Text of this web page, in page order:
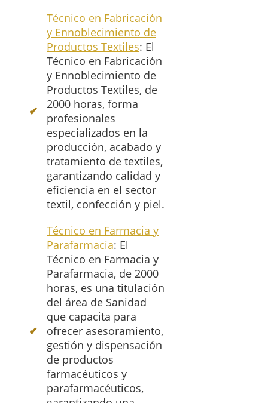
Técnico en Fabricación
y Ennoblecimiento de
Productos Textiles: El
Técnico en Fabricación
y Ennoblecimiento de
Productos Textiles, de
2000 horas, forma
profesionales
especializados en la
producción, acabado y
tratamiento de textiles,
garantizando calidad y
eficiencia en el sector
textil, confección y piel.
Técnico en Farmacia y
Parafarmacia: El
Técnico en Farmacia y
Parafarmacia, de 2000
horas, es una titulación
del área de Sanidad
que capacita para
ofrecer asesoramiento,
gestión y dispensación
de productos
farmacéuticos y
parafarmacéuticos,